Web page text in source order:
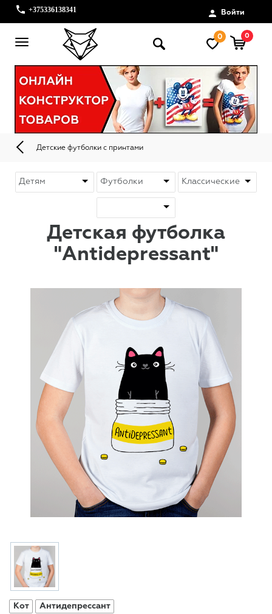
+375336138341 Войти
0 0
Детские футболки с принтами
Детская футболка
"Antidepressant"
Кот Антидепрессант